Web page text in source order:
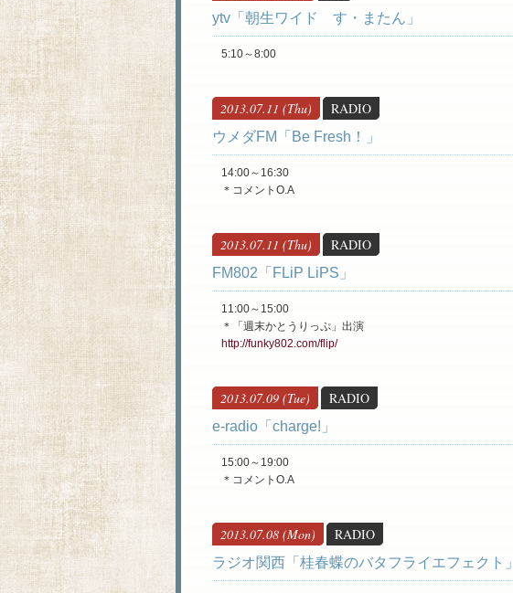
ytv「朝生ワイド す・またん」
5:10～8:00
2013.07.11 (Thu) RADIO
ウメダFM「Be Fresh！」
14:00～16:30
＊コメントO.A
2013.07.11 (Thu) RADIO
FM802「FLiP LiPS」
11:00～15:00
＊「週末かとうりっぷ」出演
http://funky802.com/flip/
2013.07.09 (Tue) RADIO
e-radio「charge!」
15:00～19:00
＊コメントO.A
2013.07.08 (Mon) RADIO
ラジオ関西「桂春蝶のバタフライエフェクト」